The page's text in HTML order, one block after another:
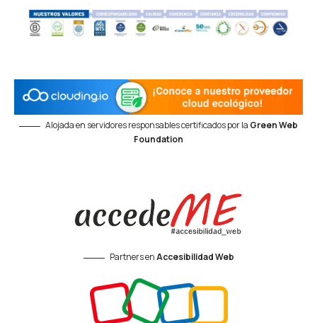
Alojada en servidores responsables certificados por la Green Web
Foundation
Partners enAccesibilidad Web